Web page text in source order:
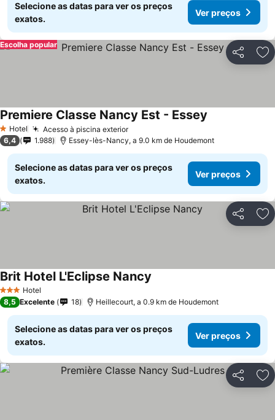
Selecione as datas para ver os preços
exatos.
Ver preços
Partilhar
Escolha popular
1 Estrelas
Hotel Acesso à piscina exterior
Premiere Classe Nancy Est - Essey
6,4 1.988 Essey-lès-Nancy, a 9.0 km de Houdemont
Selecione as datas para ver os preços
exatos.
Ver preços
Partilhar
3 EstrelasHotel
Brit Hotel L'Eclipse Nancy
8,5 Excelente 18 Heillecourt, a 0.9 km de Houdemont
Selecione as datas para ver os preços
exatos.
Ver preços
Partilhar